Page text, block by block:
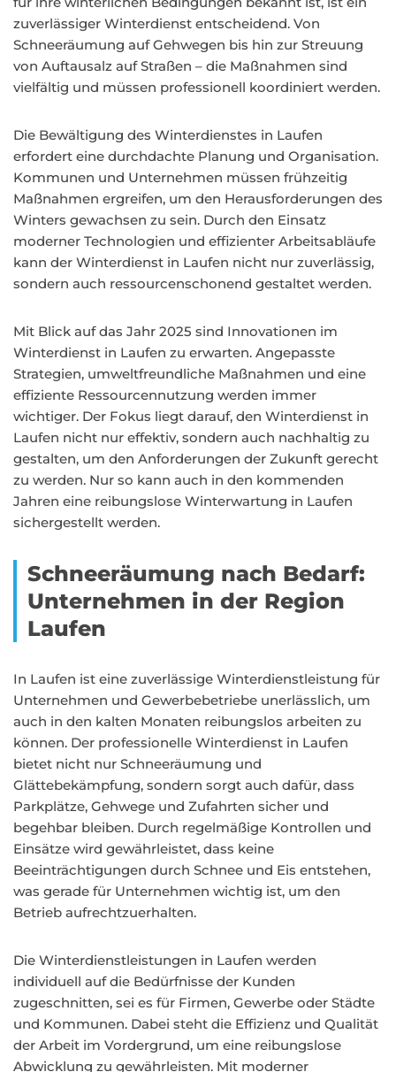
zuverlässiger Winterdienst entscheidend. Von
Schneeräumung auf Gehwegen bis hin zur Streuung
von Auftausalz auf Straßen – die Maßnahmen sind
vielfältig und müssen professionell koordiniert werden.
Die Bewältigung des Winterdienstes in Laufen
erfordert eine durchdachte Planung und Organisation.
Kommunen und Unternehmen müssen frühzeitig
Maßnahmen ergreifen, um den Herausforderungen des
Winters gewachsen zu sein. Durch den Einsatz
moderner Technologien und effizienter Arbeitsabläufe
kann der Winterdienst in Laufen nicht nur zuverlässig,
sondern auch ressourcenschonend gestaltet werden.
Mit Blick auf das Jahr 2025 sind Innovationen im
Winterdienst in Laufen zu erwarten. Angepasste
Strategien, umweltfreundliche Maßnahmen und eine
effiziente Ressourcennutzung werden immer
wichtiger. Der Fokus liegt darauf, den Winterdienst in
Laufen nicht nur effektiv, sondern auch nachhaltig zu
gestalten, um den Anforderungen der Zukunft gerecht
zu werden. Nur so kann auch in den kommenden
Jahren eine reibungslose Winterwartung in Laufen
sichergestellt werden.
Schneeräumung nach Bedarf:
Unternehmen in der Region
Laufen
In Laufen ist eine zuverlässige Winterdienstleistung für
Unternehmen und Gewerbebetriebe unerlässlich, um
auch in den kalten Monaten reibungslos arbeiten zu
können. Der professionelle Winterdienst in Laufen
bietet nicht nur Schneeräumung und
Glättebekämpfung, sondern sorgt auch dafür, dass
Parkplätze, Gehwege und Zufahrten sicher und
begehbar bleiben. Durch regelmäßige Kontrollen und
Einsätze wird gewährleistet, dass keine
Beeinträchtigungen durch Schnee und Eis entstehen,
was gerade für Unternehmen wichtig ist, um den
Betrieb aufrechtzuerhalten.
Die Winterdienstleistungen in Laufen werden
individuell auf die Bedürfnisse der Kunden
zugeschnitten, sei es für Firmen, Gewerbe oder Städte
und Kommunen. Dabei steht die Effizienz und Qualität
der Arbeit im Vordergrund, um eine reibungslose
Abwicklung zu gewährleisten. Mit moderner